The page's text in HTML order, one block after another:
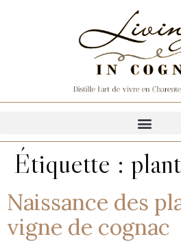
Étiquette :
Naissance des
vigne de cognac